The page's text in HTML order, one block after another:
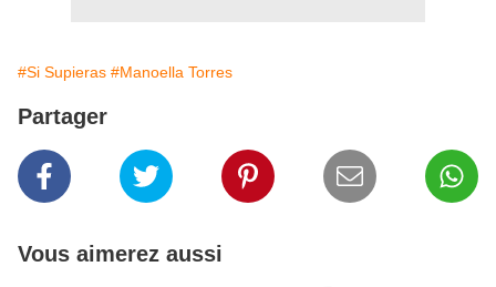
#Si Supieras #Manoella Torres
Partager
Vous aimerez aussi